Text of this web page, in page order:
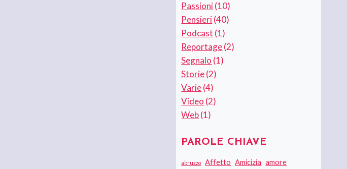
Passioni(10)
Pensieri(40)
Podcast (1)
Reportage(2)
Segnalo (1)
Storie(2)
Varie(4)
Video (2)
Web(1)
PAROLE CHIAVE
abruzzo Affetto Amicizia amore